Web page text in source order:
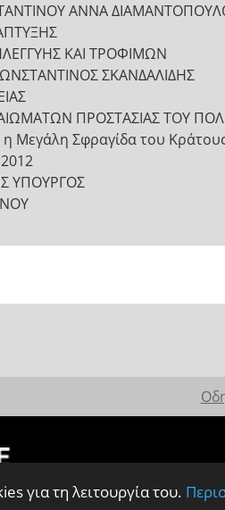
για τη λειτουργία του.
ΑΝΝΑ
ΚΑΙ ΤΡΟΦΙΜΩΝ
ΣΚΑΝΔΑΛΙΔΗΣ
ΠΡΟΣΤΑΣΙΑΣ ΤΟΥ
η Μεγάλη Σφραγίδα του
ΥΠΟΥΡΓΟΣ